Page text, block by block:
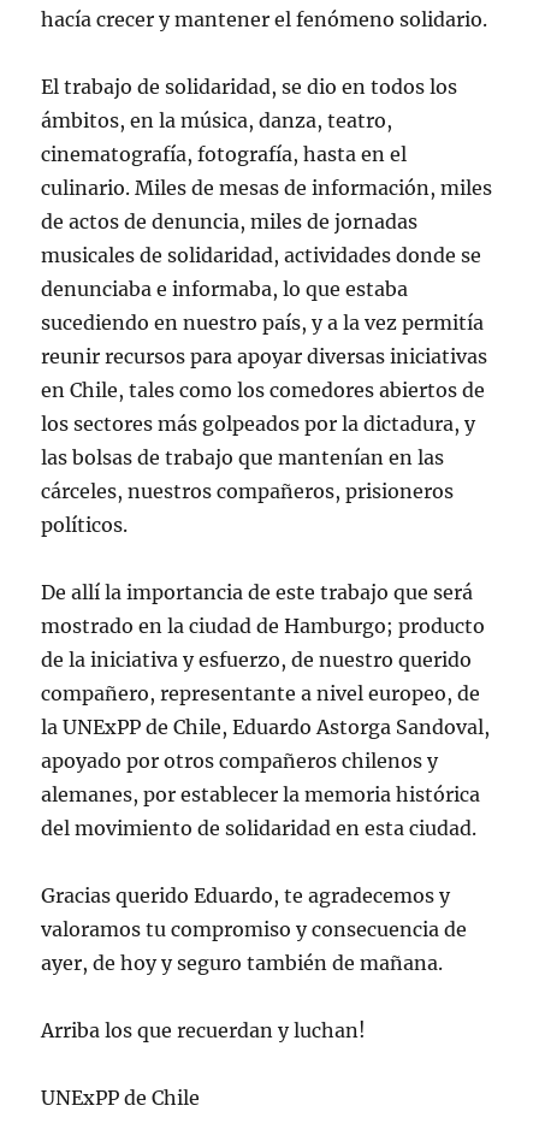
hacía crecer y mantener el fenómeno solidario.
El trabajo de solidaridad, se dio en todos los
ámbitos, en la música, danza, teatro,
cinematografía, fotografía, hasta en el
culinario. Miles de mesas de información, miles
de actos de denuncia, miles de jornadas
musicales de solidaridad, actividades donde se
denunciaba e informaba, lo que estaba
sucediendo en nuestro país, y a la vez permitía
reunir recursos para apoyar diversas iniciativas
en Chile, tales como los comedores abiertos de
los sectores más golpeados por la dictadura, y
las bolsas de trabajo que mantenían en las
cárceles, nuestros compañeros, prisioneros
políticos.
De allí la importancia de este trabajo que será
mostrado en la ciudad de Hamburgo; producto
de la iniciativa y esfuerzo, de nuestro querido
compañero, representante a nivel europeo, de
la UNExPP de Chile, Eduardo Astorga Sandoval,
apoyado por otros compañeros chilenos y
alemanes, por establecer la memoria histórica
del movimiento de solidaridad en esta ciudad.
Gracias querido Eduardo, te agradecemos y
valoramos tu compromiso y consecuencia de
ayer, de hoy y seguro también de mañana.
Arriba los que recuerdan y luchan!
UNExPP de Chile